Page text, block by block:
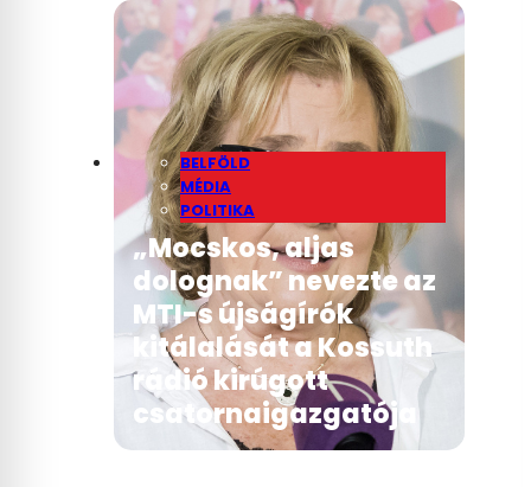
BELFÖLD
MÉDIA
POLITIKA
„Mocskos, aljas
dolognak” nevezte az
MTI-s újságírók
kitálalását a Kossuth
rádió kirúgott
csatornaigazgatója